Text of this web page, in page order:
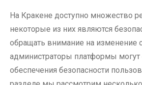
На Кракене доступно множество
некоторые из них являются
обращать внимание на изменение
администраторы платформы могут
обеспечения безопасности